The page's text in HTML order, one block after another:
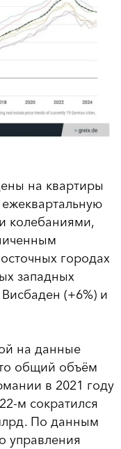
на квартиры
колебаниями,
городах
западных
(+6%) и
на данные
общий объём
в 2021 году
м сократился
По данным
управления